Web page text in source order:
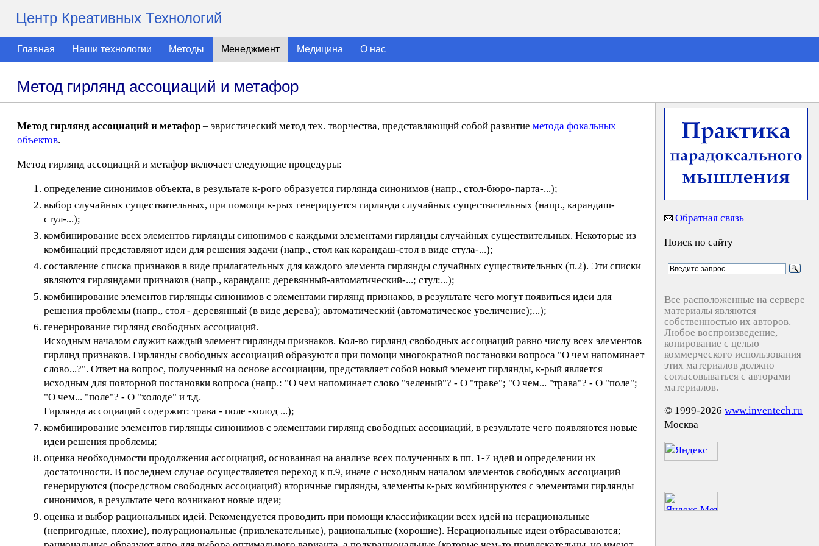
Центр Креативных Технологий
Главная Наши технологии Методы Менеджмент Медицина О нас
Метод гирлянд ассоциаций и метафор
Метод гирлянд ассоциаций и метафор – эвристический метод тех. творчества, представляющий собой развитие метода фокальных
объектов.
Метод гирлянд ассоциаций и метафор включает следующие процедуры:
определение синонимов объекта, в результате к-рого образуется гирлянда синонимов (напр., стол-бюро-парта-...);
выбор случайных существительных, при помощи к-рых генерируется гирлянда случайных существительных (напр., карандаш-
стул-...);
комбинирование всех элементов гирлянды синонимов с каждыми элементами гирлянды случайных существительных. Некоторые из
комбинаций представляют идеи для решения задачи (напр., стол как карандаш-стол в виде стула-...);
составление списка признаков в виде прилагательных для каждого элемента гирлянды случайных существительных (п.2). Эти списки
являются гирляндами признаков (напр., карандаш: деревянный-автоматический-...; стул:...);
комбинирование элементов гирлянды синонимов с элементами гирлянд признаков, в результате чего могут появиться идеи для
решения проблемы (напр., стол - деревянный (в виде дерева); автоматический (автоматическое увеличение);...);
генерирование гирлянд свободных ассоциаций.
Исходным началом служит каждый элемент гирлянды признаков. Кол-во гирлянд свободных ассоциаций равно числу всех элементов
гирлянд признаков. Гирлянды свободных ассоциаций образуются при помощи многократной постановки вопроса "О чем напоминает
слово...?". Ответ на вопрос, полученный на основе ассоциации, представляет собой новый элемент гирлянды, к-рый является
исходным для повторной постановки вопроса (напр.: "О чем напоминает слово "зеленый"? - О "траве"; "О чем... "трава"? - О "поле";
"О чем... "поле"? - О "холоде" и т.д.
Гирлянда ассоциаций содержит: трава - поле -холод ...);
комбинирование элементов гирлянды синонимов с элементами гирлянд свободных ассоциаций, в результате чего появляются новые
идеи решения проблемы;
оценка необходимости продолжения ассоциаций, основанная на анализе всех полученных в пп. 1-7 идей и определении их
достаточности. В последнем случае осуществляется переход к п.9, иначе с исходным началом элементов свободных ассоциаций
генерируются (посредством свободных ассоциаций) вторичные гирлянды, элементы к-рых комбинируются с элементами гирлянды
синонимов, в результате чего возникают новые идеи;
оценка и выбор рациональных идей. Рекомендуется проводить при помощи классификации всех идей на нерациональные
(непригодные, плохие), полурациональные (привлекательные), рациональные (хорошие). Нерациональные идеи отбрасываются;
Обратная связь
Поиск по сайту
Все расположенные на сервере
материалы являются
собственностью их авторов.
Любое воспроизведение,
копирование с целью
коммерческого использования
этих материалов должно
согласовываться с авторами
материалов.
© 1999-2026 www.inventech.ru
Москва